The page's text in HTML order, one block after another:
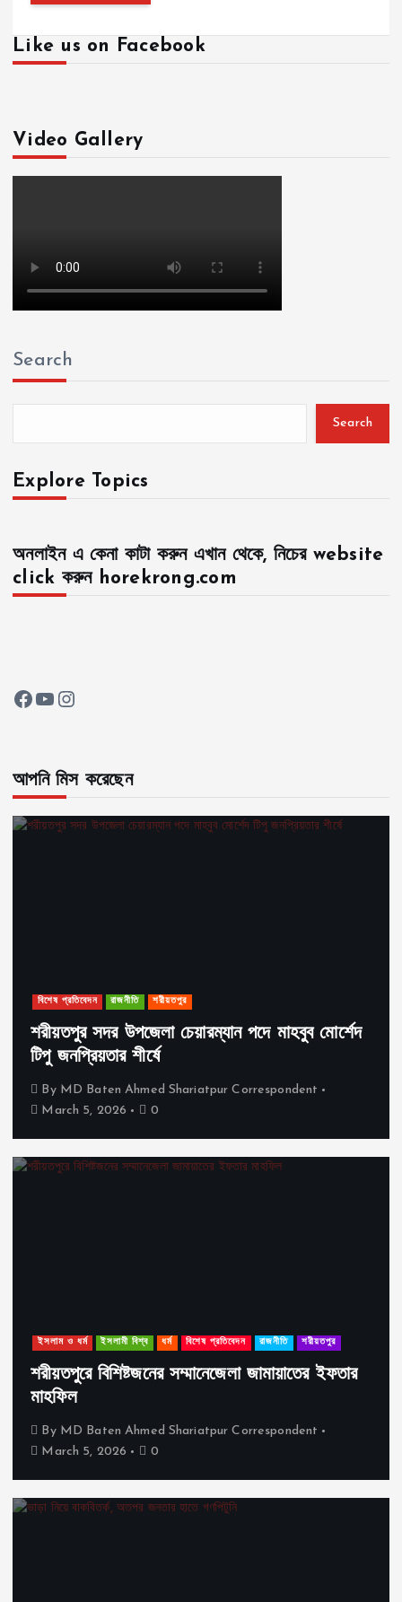
Like us on Facebook
Video Gallery
Search
Search
Explore Topics
অনলাইন এ কেনা কাটা করুন এখান থেকে, নিচের website
click করুন horekrong.com
Facebook YouTube Instagram
আপনি মিস করেছেন
বিশেষ প্রতিবেদন রাজনীতি শরীয়তপুর
শরীয়তপুর সদর উপজেলা চেয়ারম্যান পদে মাহবুব মোর্শেদ
টিপু জনপ্রিয়তার শীর্ষে
By MD Baten Ahmed Shariatpur Correspondent
March 5, 2026
0
ইসলাম ও ধর্ম ইসলামী বিশ্ব ধর্ম বিশেষ প্রতিবেদন রাজনীতি শরীয়তপুর
শরীয়তপুরে বিশিষ্টজনের সম্মানেজেলা জামায়াতের ইফতার
মাহফিল
By MD Baten Ahmed Shariatpur Correspondent
March 5, 2026
0